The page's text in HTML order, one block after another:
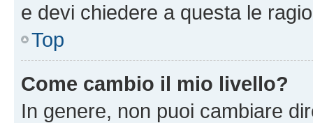
e devi chiedere a questa le
Top
Come cambio il mio livello?
In genere, non puoi cambiare